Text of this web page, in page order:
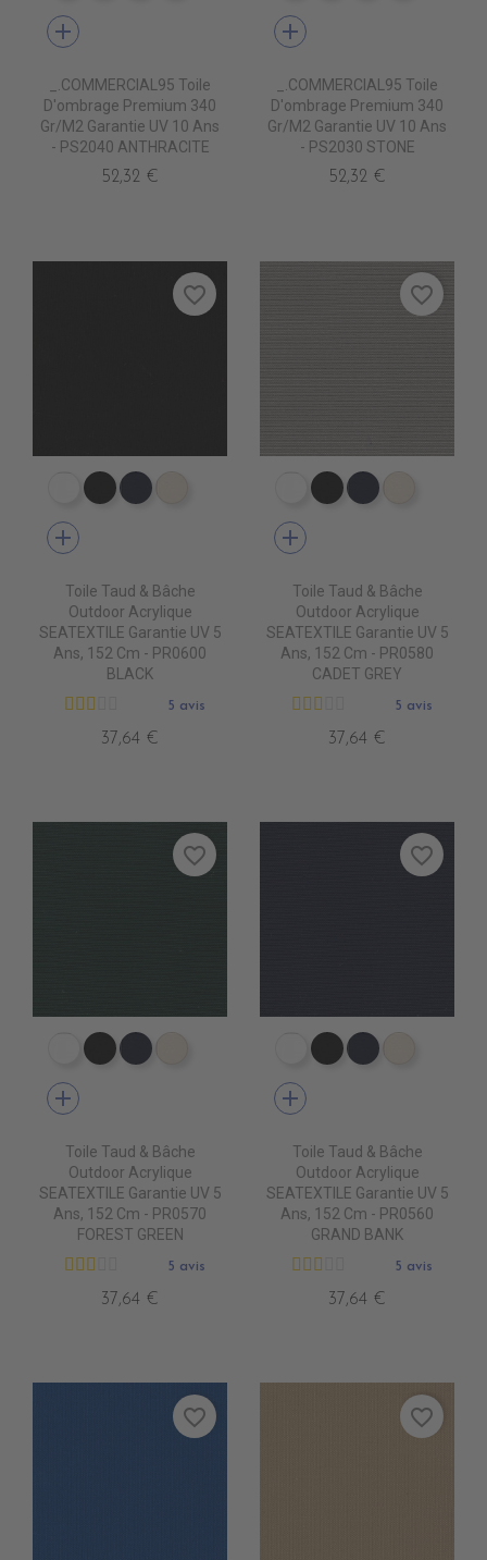
add
_.COMMERCIAL95 Toile
D'ombrage Premium 340
Gr/m2 Garantie UV 10 Ans
- PS2040 ANTHRACITE
52,32 €
add
_.COMMERCIAL95 Toile
D'ombrage Premium 340
Gr/m2 Garantie UV 10 Ans
- PS2030 STONE
52,32 €
PR0500 WHITE
PR0600 BLACK
PR0560 GRAND BANK
add
Toile Taud & Bâche
Outdoor Acrylique
SEATEXTILE Garantie UV 5
Ans, 152 Cm - PR0600
BLACK
5 avis
37,64 €
favorite_border
PR0500 WHITE
PR0600 BLACK
PR0560
add
Toile Taud & Bâche
Outdoor Acrylique
SEATEXTILE Garantie UV 5
Ans, 152 Cm - PR0580
CADET GREY
5 avis
37,64 €
favorite_border
PR0500 WHITE
PR0600 BLACK
PR0560 GRAND BANK
add
Toile Taud & Bâche
Outdoor Acrylique
SEATEXTILE Garantie UV 5
Ans, 152 Cm - PR0570
FOREST GREEN
5 avis
37,64 €
favorite_border
PR0500 WHITE
PR0600 BLACK
PR0560
add
Toile Taud & Bâche
Outdoor Acrylique
SEATEXTILE Garantie UV 5
Ans, 152 Cm - PR0560
GRAND BANK
5 avis
37,64 €
favorite_border
favorite_border favorite_border